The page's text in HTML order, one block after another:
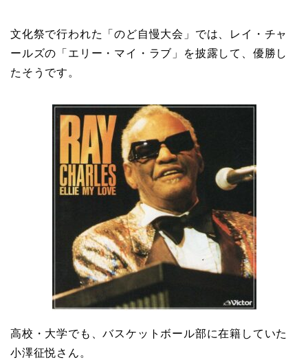
文化祭で行われた「のど自慢大会」では、レイ・チャ
ールズの「エリー・マイ・ラブ」を披露して、優勝し
たそうです。
高校・大学でも、バスケットボール部に在籍していた
小澤征悦さん。